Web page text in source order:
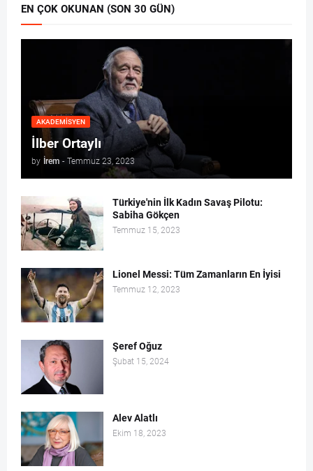
EN ÇOK OKUNAN (SON 30 GÜN)
AKADEMISYEN
İlber Ortaylı
by İrem - Temmuz 23, 2023
Türkiye'nin İlk Kadın Savaş Pilotu:
Sabiha Gökçen
Temmuz 15, 2023
Lionel Messi: Tüm Zamanların En İyisi
Temmuz 12, 2023
Şeref Oğuz
Şubat 15, 2024
Alev Alatlı
Ekim 18, 2023